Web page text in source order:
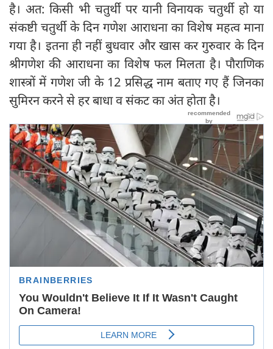
है। अत: किसी भी चतुर्थी पर यानी विनायक चतुर्थी हो या
संकष्टी चतुर्थी के दिन गणेश आराधना का विशेष महत्व माना
गया है। इतना ही नहीं बुधवार और खास कर गुरुवार के दिन
श्रीगणेश की आराधना का विशेष फल मिलता है। पौराणिक
शास्त्रों में गणेश जी के 12 प्रसिद्ध नाम बताए गए हैं जिनका
सुमिरन करने से हर बाधा व संकट का अंत होता है।